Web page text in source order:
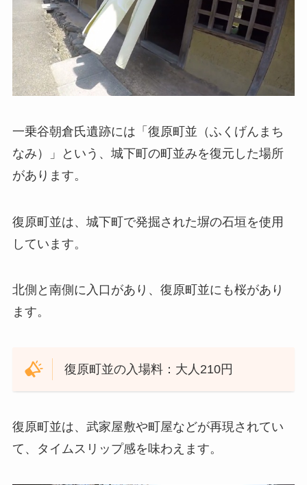
一乗谷朝倉氏遺跡には「復原町並（ふくげんまち
なみ）」という、城下町の町並みを復元した場所
があります。
復原町並は、城下町で発掘された塀の石垣を使用
しています。
北側と南側に入口があり、復原町並にも桜があり
ます。
復原町並の入場料：大人210円
復原町並は、武家屋敷や町屋などが再現されてい
て、タイムスリップ感を味わえます。